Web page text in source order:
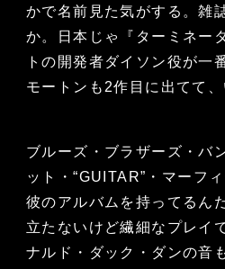
かで名前見た気がする。雑
か。日本じゃ『ターミネー
トの開発者ダイソン役が一
モートンも2作目に出てて、
ブルーズ・ブラザーズ・バ
ット・“GUITAR”・マーフ
彼のアルバムを持ってるん
立たないけど繊細なプレイ
ナルド・ダック・ダンの音